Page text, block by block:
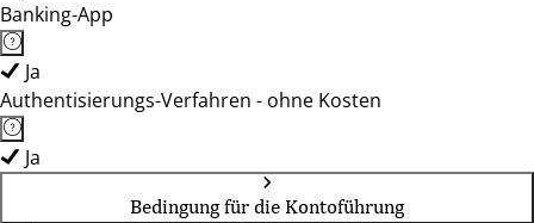
Banking-App
Ja
Authentisierungs-Verfahren - ohne Kosten
Ja
Bedingung für die Kontoführung